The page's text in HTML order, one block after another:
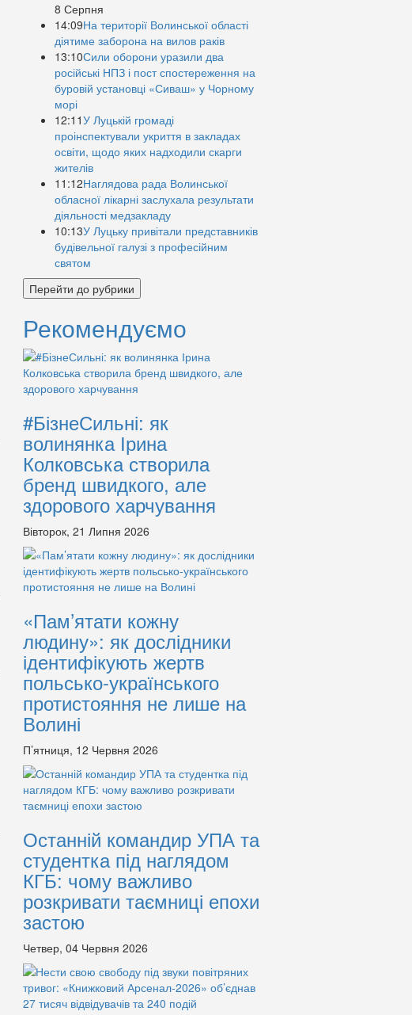
8 Серпня
14:09На території Волинської області
діятиме заборона на вилов раків
13:10Сили оборони уразили два
російські НПЗ і пост спостереження на
буровій установці «Сиваш» у Чорному
морі
12:11У Луцькій громаді
проінспектували укриття в закладах
освіти, щодо яких надходили скарги
жителів
11:12Наглядова рада Волинської
обласної лікарні заслухала результати
діяльності медзакладу
10:13У Луцьку привітали представників
будівельної галузі з професійним
святом
Перейти до рубрики
Рекомендуємо
#БізнеСильні: як
волинянка Ірина
Колковська створила
бренд швидкого, але
здорового харчування
Вівторок, 21 Липня 2026
«Пам’ятати кожну
людину»: як дослідники
ідентифікують жертв
польсько-українського
протистояння не лише на
Волині
П’ятниця, 12 Червня 2026
Останній командир УПА та
студентка під наглядом
КГБ: чому важливо
розкривати таємниці епохи
застою
Четвер, 04 Червня 2026